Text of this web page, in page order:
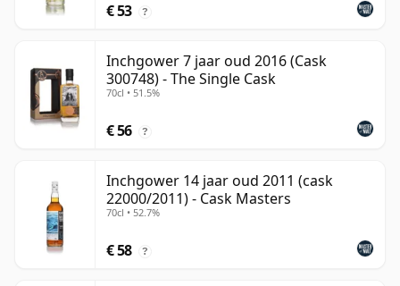
€ 53 ?
Inchgower 7 jaar oud 2016 (Cask
300748) - The Single Cask
70cl • 51.5%
€ 56 ?
Inchgower 14 jaar oud 2011 (cask
22000/2011) - Cask Masters
70cl • 52.7%
€ 58 ?